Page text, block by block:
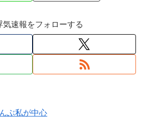
気速報をフォローする
ぶ私が中心